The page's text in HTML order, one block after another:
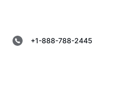
+1-888-788-2445